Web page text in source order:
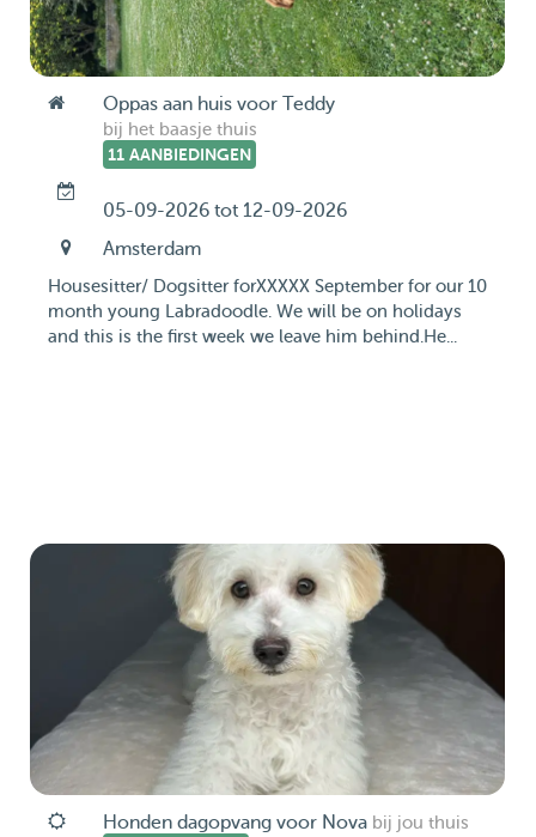
Oppas aan huis voor Teddy
bij het baasje thuis
11 AANBIEDINGEN
05-09-2026 tot 12-09-2026
Amsterdam
Housesitter/ Dogsitter forXXXXX September for our 10
month young Labradoodle. We will be on holidays
and this is the first week we leave him behind.He...
Honden dagopvang voor Nova bij jou thuis